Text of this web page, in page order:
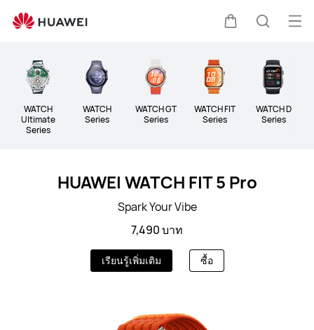
สวม
เปิด
WATCH
Ultimate
Series
WATCH
Series
WATCH GT
Series
WATCH FIT
Series
WATCH D
Series
HUAWEI WATCH FIT 5 Pro
Spark Your Vibe
7,490 บาท
เรียนรู้เพิ่มเติม ซื้อ